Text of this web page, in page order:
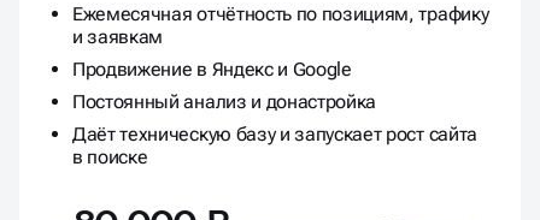
Ежемесячная отчётность по позициям, трафику
и заявкам
Продвижение в Яндекс и Google
Постоянный анализ и донастройка
Даёт техническую базу и запускает рост сайта
в поиске